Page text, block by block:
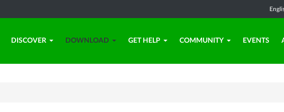
DISCOVER DOWNLOAD GET HELP COMMUNITY EVENTS